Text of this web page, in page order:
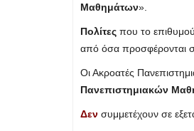
Μαθημάτων».
Πολίτες που το
από όσα προσφέρονται
Οι Ακροατές
Πανεπιστημιακών
Δεν συμμετέχουν σε